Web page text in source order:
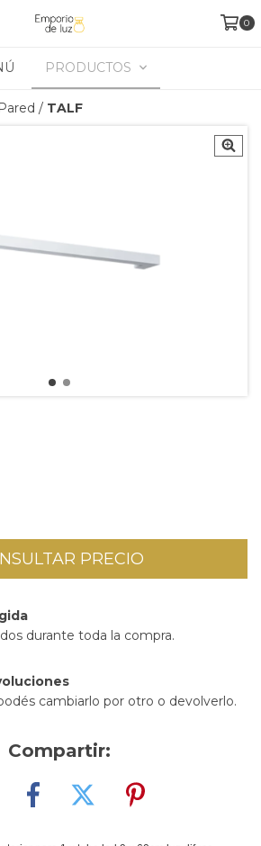
0
PRODUCTOS
Pared / TALF
durante toda la compra.
cambiarlo por otro o devolverlo.
Compartir: